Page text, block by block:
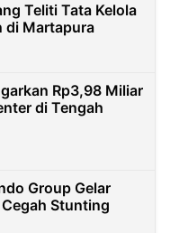
Teliti Tata Kelola
di Martapura
Rp3,98 Miliar
di Tengah
Group Gelar
Stunting